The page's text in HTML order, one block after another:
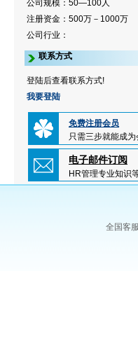
公司规模：50—100人
注册资金：500万－1000万
公司行业：
联系方式
登陆后查看联系方式!
我要登陆
免费注册会员
只需三步就能成为
电子邮件订阅
HR管理专业知识
全国客